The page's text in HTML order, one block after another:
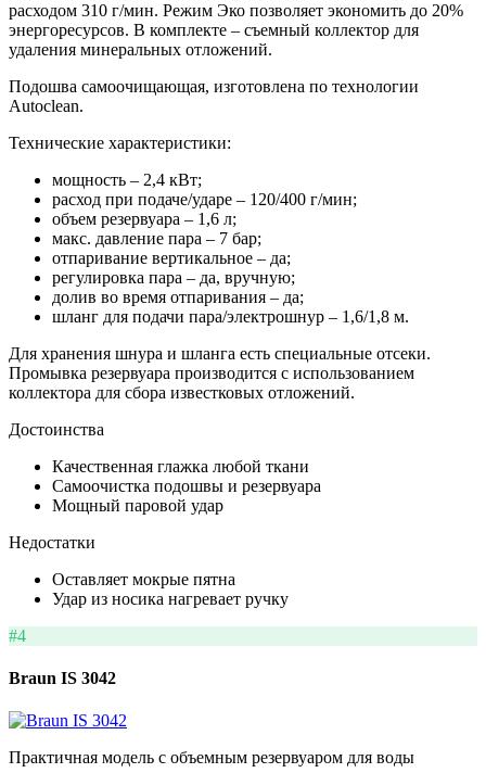
расходом 310 г/мин. Режим Эко позволяет экономить до 20%
энергоресурсов. В комплекте – съемный коллектор для
удаления минеральных отложений.
Подошва самоочищающая, изготовлена по технологии
Autoclean.
Технические характеристики:
мощность – 2,4 кВт;
расход при подаче/ударе – 120/400 г/мин;
объем резервуара – 1,6 л;
макс. давление пара – 7 бар;
отпаривание вертикальное – да;
регулировка пара – да, вручную;
долив во время отпаривания – да;
шланг для подачи пара/электрошнур – 1,6/1,8 м.
Для хранения шнура и шланга есть специальные отсеки.
Промывка резервуара производится с использованием
коллектора для сбора известковых отложений.
Достоинства
Качественная глажка любой ткани
Самоочистка подошвы и резервуара
Мощный паровой удар
Недостатки
Оставляет мокрые пятна
Удар из носика нагревает ручку
#4
Braun IS 3042
Практичная модель с объемным резервуаром для воды